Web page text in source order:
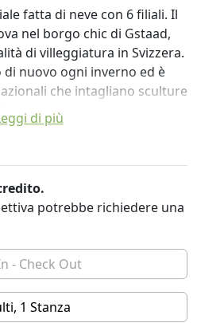
fatta di neve con 6 filiali. Il
nel borgo chic di Gstaad,
di villeggiatura in Svizzera.
nuovo ogni inverno ed è
che intagliano sculture
gli igloo in mondi
vasca idromassaggio
mozzafiato, una sauna in
barbecue riscaldato con un
tra 6 tipologie di camere:
misti, per la romantica suite.
bar e un ristorante.
ci sono molti servizi inclusi:
di più
potrebbe richiedere una
1 Stanza